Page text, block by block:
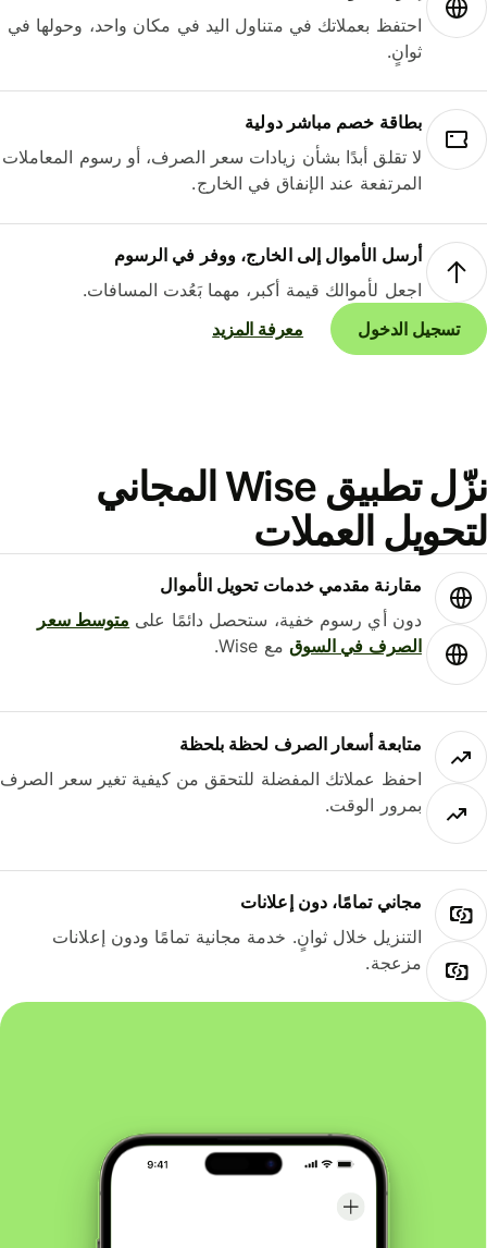
احتفظ بعملاتك في متناول اليد في مكان واحد، وحولها في
ثوانٍ.
بطاقة خصم مباشر دولية
لا تقلق أبدًا بشأن زيادات سعر الصرف، أو رسوم المعاملات
المرتفعة عند الإنفاق في الخارج.
أرسل الأموال إلى الخارج، ووفر في الرسوم
اجعل لأموالك قيمة أكبر، مهما بَعُدت المسافات.
تسجيل الدخول
معرفة المزيد
نزّل تطبيق Wise المجاني
العملات
مقارنة مقدمي خدمات تحويل الأموال
دون أي رسوم خفية، ستحصل دائمًا علىمتوسط ​​سعر
الصرف في السوقمع Wise.
متابعة أسعار الصرف لحظة بلحظة
احفظ عملاتك المفضلة للتحقق من كيفية تغير سعر الصرف
بمرور الوقت.
مجاني تمامًا، دون إعلانات
التنزيل خلال ثوانٍ. خدمة مجانية تمامًا ودون إعلانات
مزعجة.